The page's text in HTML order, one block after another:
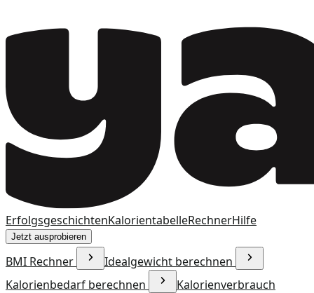
ErfolgsgeschichtenKalorientabelleRechnerHilfe
Jetzt ausprobieren
BMI Rechner
Idealgewicht berechnen
Kalorienbedarf berechnen
Kalorienverbrauch